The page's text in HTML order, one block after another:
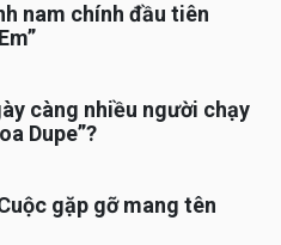
nam chính đầu tiên
càng nhiều người chạy
Dupe”?
gặp gỡ mang tên